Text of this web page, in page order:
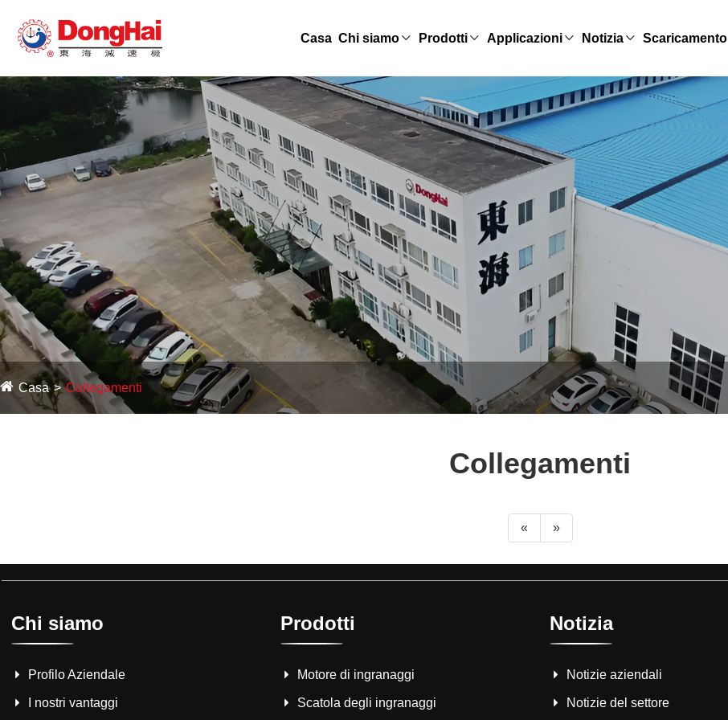
Casa Chi siamo Prodotti Applicazioni Notizia Scaricamento
Casa Collegamenti
Collegamenti
« »
Chi siamo
Profilo Aziendale
I nostri vantaggi
Prodotti
Motore di ingranaggi
Scatola degli ingranaggi
Notizia
Notizie aziendali
Notizie del settore